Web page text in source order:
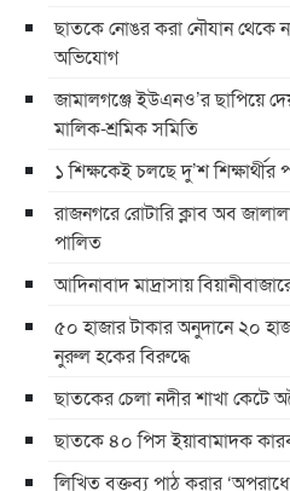
ছাতকে নোঙর করা নৌযান থেকে
অভিযোগ
জামালগঞ্জে ইউএনও’র ছাপিয়ে
মালিক-শ্রমিক সমিতি
১ শিক্ষকেই চলছে দু’শ শিক্ষার্থীর
রাজনগরে রোটারি ক্লাব অব
পালিত
আদিনাবাদ মাদ্রাসায়
৫০ হাজার টাকার অনুদানে ২০
নুরুল হকের বিরুদ্ধে
ছাতকের চেলা নদীর শাখা কেটে
ছাতকে ৪০ পিস ইয়াবামাদক
লিখিত বক্তব্য পাঠ করার